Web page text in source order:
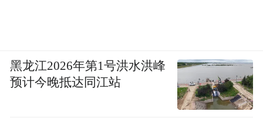
黑龙江2026年第1号洪水洪峰
预计今晚抵达同江站